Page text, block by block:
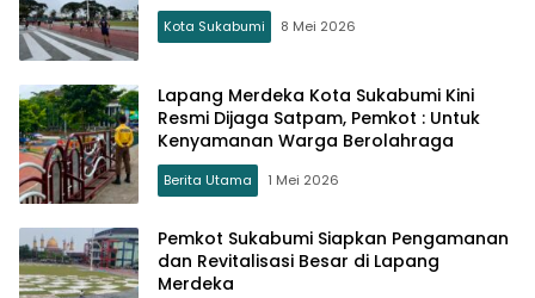
Kota Sukabumi 8 Mei 2026
Lapang Merdeka Kota Sukabumi Kini
Resmi Dijaga Satpam, Pemkot : Untuk
Kenyamanan Warga Berolahraga
Berita Utama 1 Mei 2026
Pemkot Sukabumi Siapkan Pengamanan
dan Revitalisasi Besar di Lapang
Merdeka